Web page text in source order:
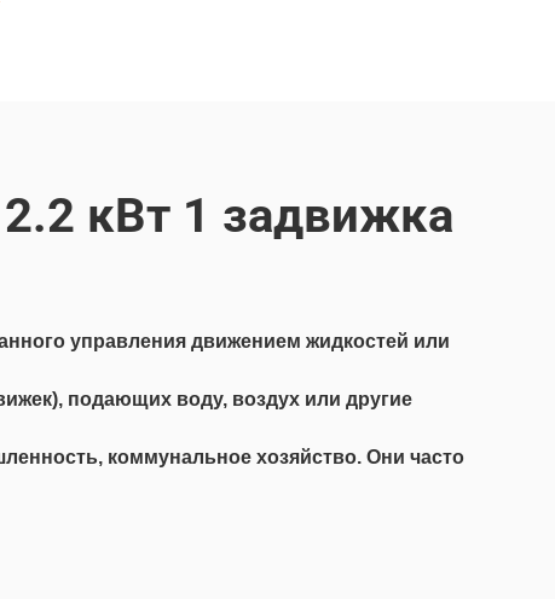
кВт 1 задвижка
управления движением жидкостей или
подающих воду, воздух или другие
коммунальное хозяйство. Они часто